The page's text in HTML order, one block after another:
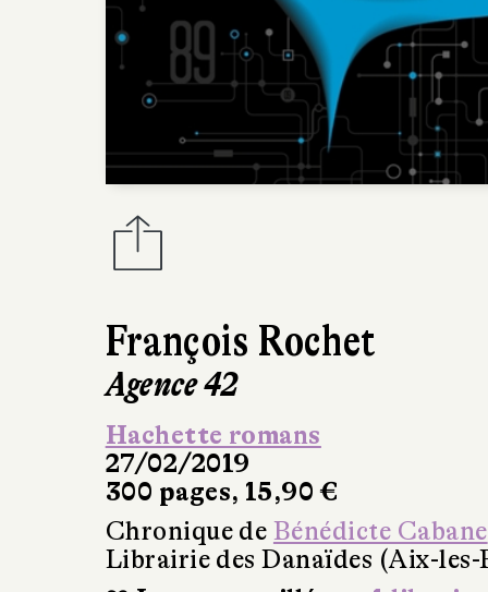
François Rochet
Agence 42
Hachette romans
27/02/2019
300 pages, 15,90 €
Chronique de Bénédicte Cabane
Librairie des Danaïdes (Aix-les-